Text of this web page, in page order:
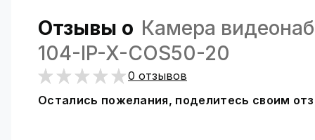
Отзывы о Камера
104-IP-X-COS50-20
0 отзывов
Остались пожелания, поделитесь своим